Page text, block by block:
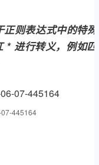
正则表达式中的特殊
*进行转义，例如匹
445164